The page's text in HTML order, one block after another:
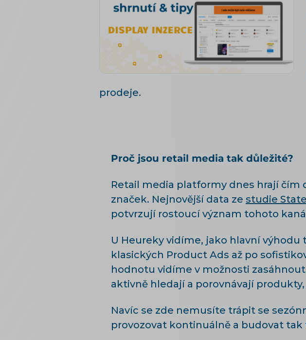
prodeje.
Proč jsou retail media tak důležité?
Retail media platformy dnes hrají
značek. Nejnovější data ze studie
potvrzují rostoucí význam tohoto
U Heureky vidíme, jako hlavní
klasických Product Ads až po
hodnotu vidíme v možnosti
aktivně hledají a porovnávají
Navíc se zde nemusíte trápit se
provozovat kontinuálně a budovat